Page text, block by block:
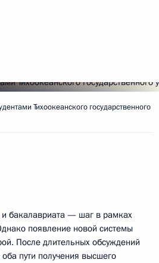
Тихоокеанского государственного
и бакалавриата — шаг в рамках
появление новой системы
После длительных обсуждений
пути получения высшего